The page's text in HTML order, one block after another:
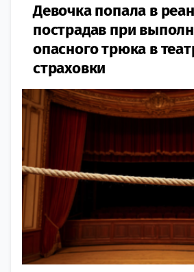
Девочка попала в
пострадав при
опасного трюка в
страховки